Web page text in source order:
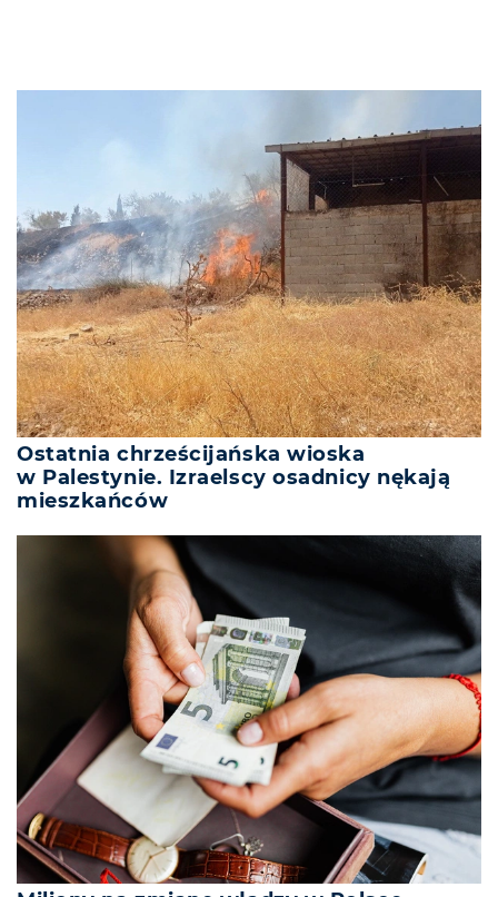
Ostatnia chrześcijańska wioska
w Palestynie. Izraelscy osadnicy nękają
mieszkańców